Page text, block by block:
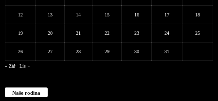
12 13 14 15 16 17 18
19 20 21 22 23 24 25
26 27 28 29 30 31
« Zář Lis »
Naše rodina